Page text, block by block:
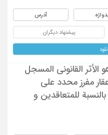
آدرس
پیشنهاد دیگران
القانونی المسجل
مفرز محدد علی
للمتعاقدین و